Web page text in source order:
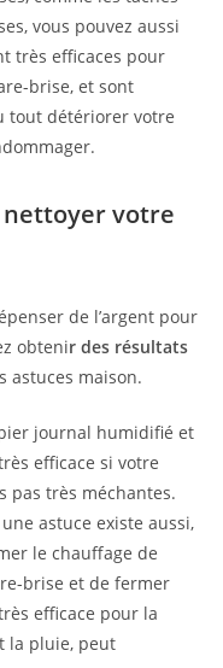
vous pouvez aussi
très efficaces pour
brise, et sont
tout détériorer votre
nettoyer votre
de l’argent pour
obtenir des résultats
astuces maison.
journal humidifié et
efficace si votre
pas très méchantes.
une astuce existe aussi,
le chauffage de
brise et de fermer
efficace pour la
la pluie, peut